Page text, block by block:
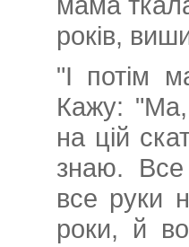
років,
"І потім
Кажу:
на цій
знаю. Все
все руки
роки, й